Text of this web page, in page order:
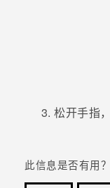
松开手指
此信息是否有用？